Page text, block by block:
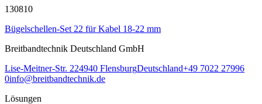
130810
Bügelschellen-Set 22 für Kabel 18-22 mm
Breitbandtechnik Deutschland GmbH
Lise-Meitner-Str. 224940 FlensburgDeutschland+49 7022 27996
0info@breitbandtechnik.de
Lösungen